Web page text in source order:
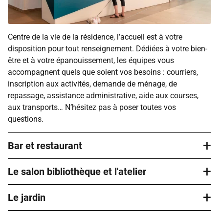
Centre de la vie de la résidence, l’accueil est à votre
disposition pour tout renseignement. Dédiées à votre bien-
être et à votre épanouissement, les équipes vous
accompagnent quels que soient vos besoins : courriers,
inscription aux activités, demande de ménage, de
repassage, assistance administrative, aide aux courses,
aux transports… N’hésitez pas à poser toutes vos
questions.
Bar et restaurant +
Le bar permet de partager un moment de détente
accompagné d’un café le matin ou après le déjeuner,
autour d’un verre le midi ou en fin de journée avec vos
Le salon bibliothèque et l'atelier +
Des lieux où chacun prend plaisir à venir, même seul. Vous
pouvez par exemple vous y rendre pour lire un bon roman,
Le jardin +